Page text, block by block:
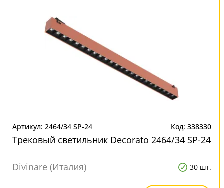
Артикул: 2464/34 SP-24 Код: 338330
Трековый светильник Decorato 2464/34 SP-24
Divinare (Италия) 30 шт.